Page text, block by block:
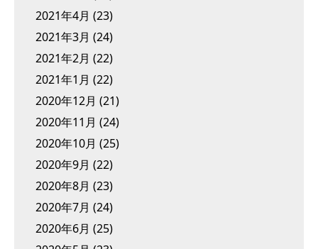
2021年4月 (23)
2021年3月 (24)
2021年2月 (22)
2021年1月 (22)
2020年12月 (21)
2020年11月 (24)
2020年10月 (25)
2020年9月 (22)
2020年8月 (23)
2020年7月 (24)
2020年6月 (25)